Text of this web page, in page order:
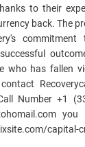
to their
back. The
who has fallen
Number +1
capital-